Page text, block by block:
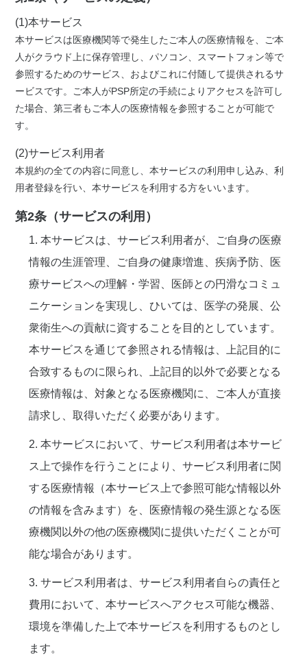
(1)本サービス
本サービスは医療機関等で発生したご本人の医療情報を、ご本
人がクラウド上に保存管理し、パソコン、スマートフォン等で
参照するためのサービス、およびこれに付随して提供されるサ
ービスです。ご本人がPSP所定の手続によりアクセスを許可し
た場合、第三者もご本人の医療情報を参照することが可能で
す。
(2)サービス利用者
本規約の全ての内容に同意し、本サービスの利用申し込み、利
用者登録を行い、本サービスを利用する方をいいます。
第2条（サービスの利用）
1. 本サービスは、サービス利用者が、ご自身の医療
情報の生涯管理、ご自身の健康増進、疾病予防、医
療サービスへの理解・学習、医師との円滑なコミュ
ニケーションを実現し、ひいては、医学の発展、公
衆衛生への貢献に資することを目的としています。
本サービスを通じて参照される情報は、上記目的に
合致するものに限られ、上記目的以外で必要となる
医療情報は、対象となる医療機関に、ご本人が直接
請求し、取得いただく必要があります。
2. 本サービスにおいて、サービス利用者は本サービ
ス上で操作を行うことにより、サービス利用者に関
する医療情報（本サービス上で参照可能な情報以外
の情報を含みます）を、医療情報の発生源となる医
療機関以外の他の医療機関に提供いただくことが可
能な場合があります。
3. サービス利用者は、サービス利用者自らの責任と
費用において、本サービスへアクセス可能な機器、
環境を準備した上で本サービスを利用するものとし
ます。